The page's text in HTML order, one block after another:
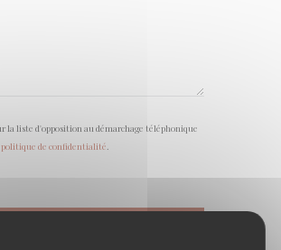
la liste d'opposition au démarchage téléphonique
politique de confidentialité.